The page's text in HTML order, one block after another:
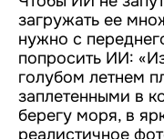
загружать ее
нужно с
попросить ИИ:
голубом летнем
заплетенными в
берегу моря, в
реалистичное